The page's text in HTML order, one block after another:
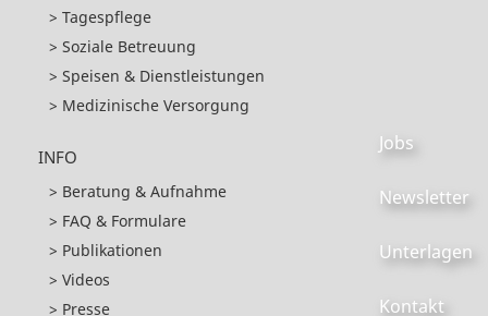
Tagespflege
Soziale Betreuung
Speisen & Dienstleistungen
Medizinische Versorgung
INFO
Beratung & Aufnahme
FAQ & Formulare
Publikationen
Videos
Presse
Jobs
Newsletter
Unterlagen
Kontakt